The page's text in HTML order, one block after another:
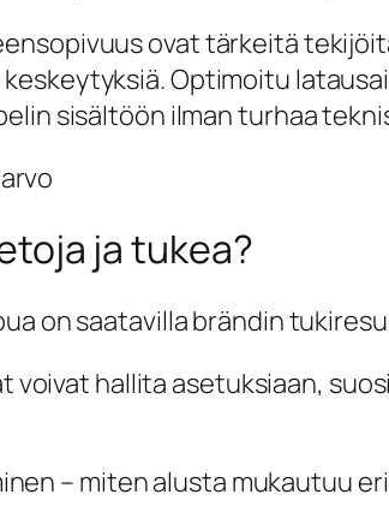
ovat tärkeitä
Optimoitu
sisältöön ilman turhaa
ja tukea?
on saatavilla brändin
voivat hallita asetuksiaan,
– miten alusta mukautuu